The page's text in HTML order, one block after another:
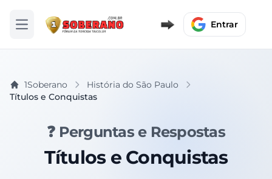
Abrir menu Entrar
1Soberano
História do São Paulo
Títulos e Conquistas
❓ Perguntas e Respostas
Títulos e Conquistas